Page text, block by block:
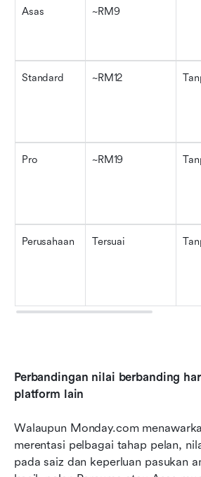
Asas ~RM9
Standard ~RM12
Pro ~RM19
Perusahaan Tersuai
Perbandingan nilai berbanding
platform lain
Walaupun Monday.com
merentasi pelbagai tahap pelan,
pada saiz dan keperluan pasukan